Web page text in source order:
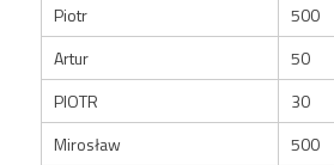
Piotr
500
Artur
50
PIOTR
30
Mirosław
500